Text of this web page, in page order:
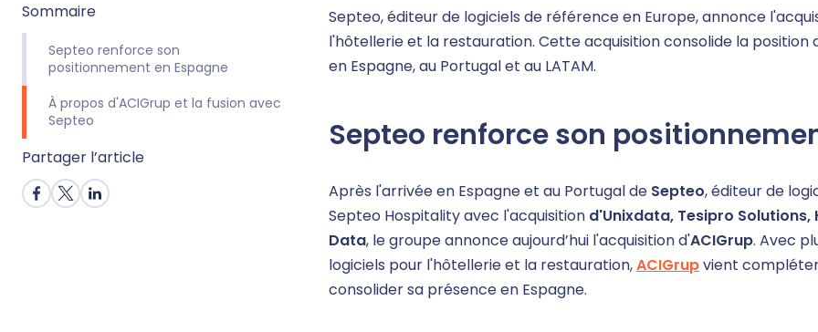
Sommaire
Septeo renforce son
positionnement en Espagne
À propos d'ACIGrup et la fusion avec
Septeo
Partager l’article
Septeo, éditeur de logiciels de référence en Europe, annonce
l'hôtellerie et la restauration. Cette acquisition consolide la
en Espagne, au Portugal et au LATAM.
Septeo renforce son
Après l'arrivée en Espagne et au Portugal de Septeo, éditeur de
Septeo Hospitality avec l'acquisition d'Unixdata, Tesipro
Data, le groupe annonce aujourd’hui l'acquisition d'ACIGrup. Avec
logiciels pour l'hôtellerie et la restauration,ACIGrupvient
consolider sa présence en Espagne.